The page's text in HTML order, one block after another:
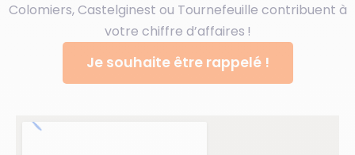
Colomiers, Castelginest ou Tournefeuille contribuent à
votre chiffre d’affaires !
Je souhaite être rappelé !